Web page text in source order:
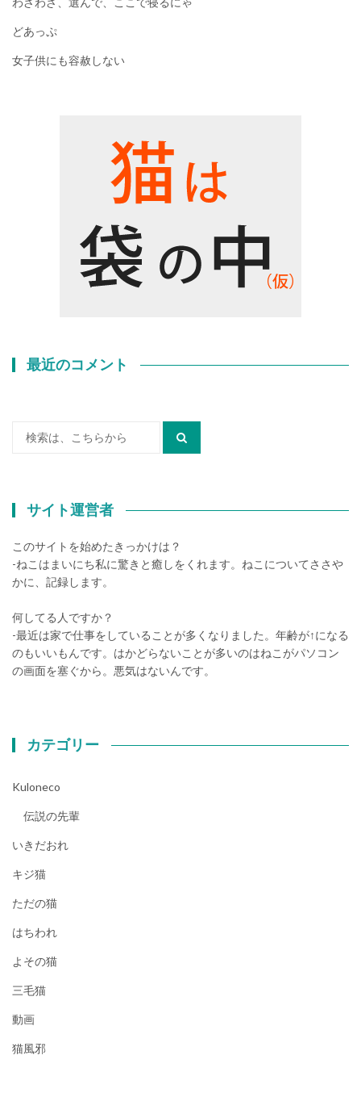
どあっぷ
女子供にも容赦しない
最近のコメント
サイト運営者
このサイトを始めたきっかけは？
-ねこはまいにち私に驚きと癒しをくれます。ねこについてささや
かに、記録します。
何してる人ですか？
-最近は家で仕事をしていることが多くなりました。年齢が↑になる
のもいいもんです。はかどらないことが多いのはねこがパソコン
の画面を塞ぐから。悪気はないんです。
カテゴリー
Kuloneco
伝説の先輩
いきだおれ
キジ猫
ただの猫
はちわれ
よその猫
三毛猫
動画
猫風邪